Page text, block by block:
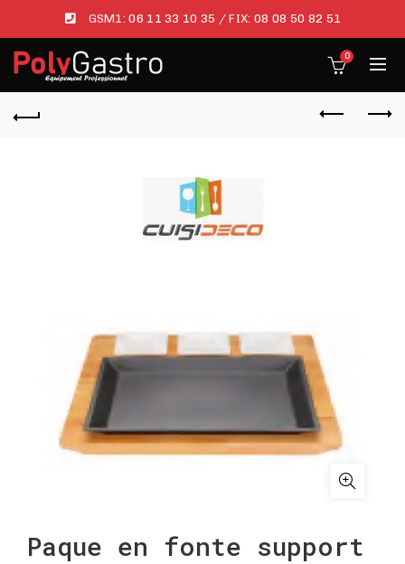
GSM1:06 11 33 10 35 / FIX: 08 08 50 82 51
0
Paque en fonte support